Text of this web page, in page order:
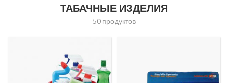
ТАБАЧНЫЕ ИЗДЕЛИЯ
50 продуктов